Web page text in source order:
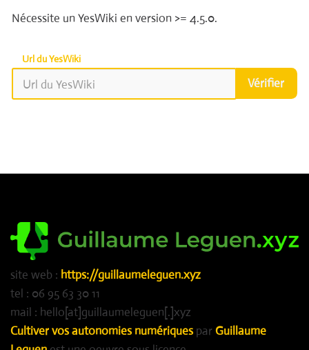
Nécessite un YesWiki en version >= 4.5.0.
Url du YesWiki
Vérifier
site web : https://guillaumeleguen.xyz
tel : 06 95 63 30 11
mail : hello[at]guillaumeleguen[.]xyz
Cultiver vos autonomies numériquespar Guillaume